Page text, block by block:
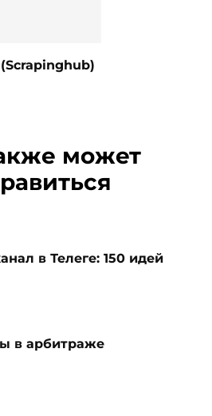
может
в Телеге: 150 идей
в арбитраже